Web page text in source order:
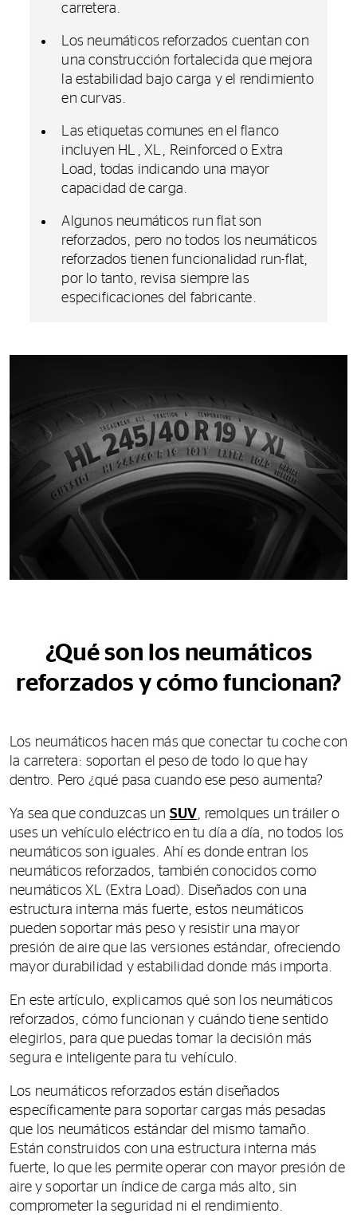
carretera.
Los neumáticos reforzados cuentan con
una construcción fortalecida que mejora
la estabilidad bajo carga y el rendimiento
en curvas.
Las etiquetas comunes en el flanco
incluyen HL, XL, Reinforced o Extra
Load, todas indicando una mayor
capacidad de carga.
Algunos neumáticos run flat son
reforzados, pero no todos los neumáticos
reforzados tienen funcionalidad run-flat,
por lo tanto, revisa siempre las
especificaciones del fabricante.
¿Qué son los neumáticos
reforzados y cómo funcionan?
Los neumáticos hacen más que conectar tu coche con
la carretera: soportan el peso de todo lo que hay
dentro. Pero ¿qué pasa cuando ese peso aumenta?
Ya sea que conduzcas un SUV, remolques un tráiler o
uses un vehículo eléctrico en tu día a día, no todos los
neumáticos son iguales. Ahí es donde entran los
neumáticos reforzados, también conocidos como
neumáticos XL (Extra Load). Diseñados con una
estructura interna más fuerte, estos neumáticos
pueden soportar más peso y resistir una mayor
presión de aire que las versiones estándar, ofreciendo
mayor durabilidad y estabilidad donde más importa.
En este artículo, explicamos qué son los neumáticos
reforzados, cómo funcionan y cuándo tiene sentido
elegirlos, para que puedas tomar la decisión más
segura e inteligente para tu vehículo.
Los neumáticos reforzados están diseñados
específicamente para soportar cargas más pesadas
que los neumáticos estándar del mismo tamaño.
Están construidos con una estructura interna más
fuerte, lo que les permite operar con mayor presión de
aire y soportar un índice de carga más alto, sin
comprometer la seguridad ni el rendimiento.